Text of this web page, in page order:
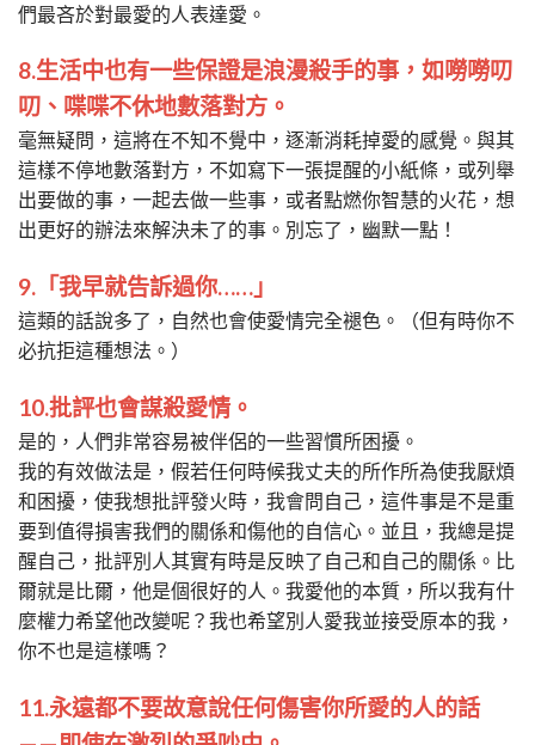
們最吝於對最愛的人表達愛。
8.生活中也有一些保證是浪漫殺手的事，如嘮嘮叨
叨、喋喋不休地數落對方。
毫無疑問，這將在不知不覺中，逐漸消耗掉愛的感覺。與其
這樣不停地數落對方，不如寫下一張提醒的小紙條，或列舉
出要做的事，一起去做一些事，或者點燃你智慧的火花，想
出更好的辦法來解決未了的事。別忘了，幽默一點！
9.「我早就告訴過你……」
這類的話說多了，自然也會使愛情完全褪色。（但有時你不
必抗拒這種想法。）
10.批評也會謀殺愛情。
是的，人們非常容易被伴侶的一些習慣所困擾。
我的有效做法是，假若任何時候我丈夫的所作所為使我厭煩
和困擾，使我想批評發火時，我會問自己，這件事是不是重
要到值得損害我們的關係和傷他的自信心。並且，我總是提
醒自己，批評別人其實有時是反映了自己和自己的關係。比
爾就是比爾，他是個很好的人。我愛他的本質，所以我有什
麼權力希望他改變呢？我也希望別人愛我並接受原本的我，
你不也是這樣嗎？
11.永遠都不要故意說任何傷害你所愛的人的話